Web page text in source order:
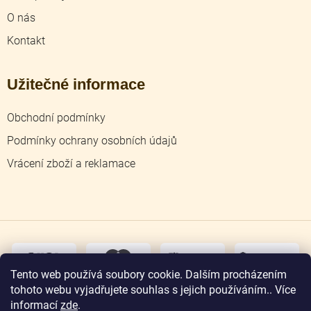
Tento web používá soubory cookie. Dalším procházením
tohoto webu vyjadřujete souhlas s jejich používáním.. Více
informací zde.
O nás
Kontakt
Užitečné informace
Obchodní podmínky
Podmínky ochrany osobních údajů
Vrácení zboží a reklamace
osobní